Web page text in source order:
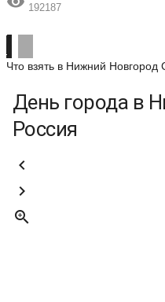
192187
Что взять в Нижний Новгород
День города в
Россия


